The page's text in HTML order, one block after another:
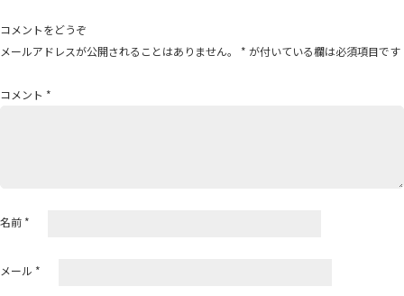
ー
シ
ン
コメントをどうぞ
メールアドレスが公開されることはありません。
* が付いている欄は必須項目です
コメント *
名前 *
メール *